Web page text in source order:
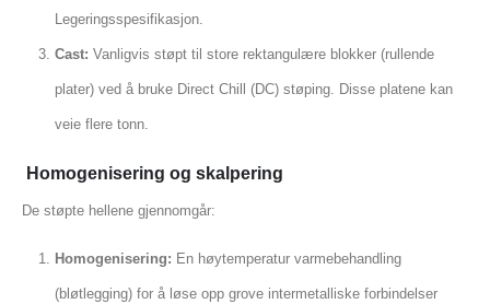
Legeringsspesifikasjon.
Cast: Vanligvis støpt til store rektangulære blokker (rullende
plater) ved å bruke Direct Chill (DC) støping. Disse platene kan
veie flere tonn.
Homogenisering og skalpering
De støpte hellene gjennomgår:
Homogenisering: En høytemperatur varmebehandling
(bløtlegging) for å løse opp grove intermetalliske forbindelser